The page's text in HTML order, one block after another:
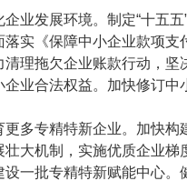
业发展环境。 制定“十五
落实《保障中小企业款项支
清理拖欠企业账款行动，坚
企业合法权益。加快修订中
多专精特新企业。 加快构
壮大机制，实施优质企业梯
设一批专精特新赋能中心。